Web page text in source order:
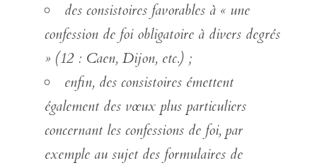
des consistoires favorables à « une
confession de foi obligatoire à divers degrés
» (12 : Caen, Dijon, etc.) ;
enfin, des consistoires émettent
également des vœux plus particuliers
concernant les confessions de foi, par
exemple au sujet des formulaires de